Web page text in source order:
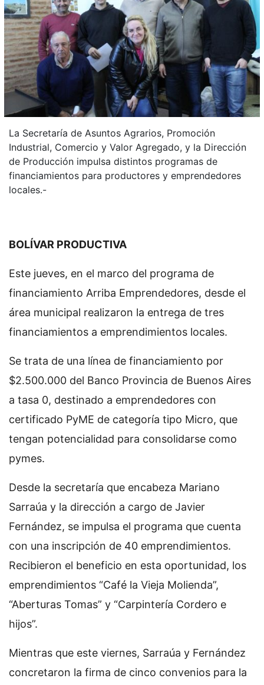
La Secretaría de Asuntos Agrarios, Promoción
Industrial, Comercio y Valor Agregado, y la Dirección
de Producción impulsa distintos programas de
financiamientos para productores y emprendedores
locales.-
BOLÍVAR PRODUCTIVA
Este jueves, en el marco del programa de
financiamiento Arriba Emprendedores, desde el
área municipal realizaron la entrega de tres
financiamientos a emprendimientos locales.
Se trata de una línea de financiamiento por
$2.500.000 del Banco Provincia de Buenos Aires
a tasa 0, destinado a emprendedores con
certificado PyME de categoría tipo Micro, que
tengan potencialidad para consolidarse como
pymes.
Desde la secretaría que encabeza Mariano
Sarraúa y la dirección a cargo de Javier
Fernández, se impulsa el programa que cuenta
con una inscripción de 40 emprendimientos.
Recibieron el beneficio en esta oportunidad, los
emprendimientos “Café la Vieja Molienda”,
“Aberturas Tomas” y “Carpintería Cordero e
hijos”.
Mientras que este viernes, Sarraúa y Fernández
concretaron la firma de cinco convenios para la